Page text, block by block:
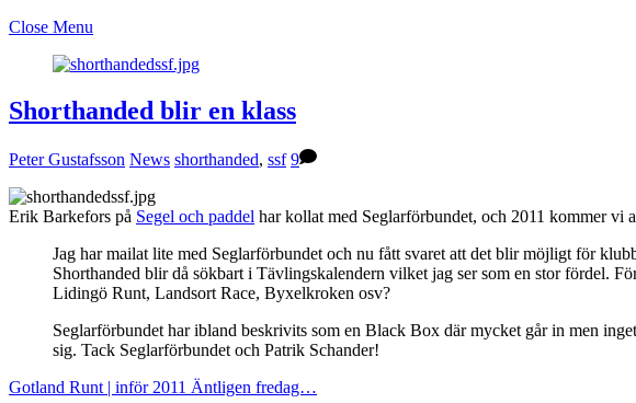
Close Menu
Shorthanded blir en klass
Peter Gustafsson News shorthanded, ssf 9
Erik Barkefors på Segel och paddel har kollat med Seglarförbundet, och 2011 kommer vi
Jag har mailat lite med Seglarförbundet och nu fått svaret att det blir möjligt för
Shorthanded blir då sökbart i Tävlingskalendern vilket jag ser som en stor fördel.
Lidingö Runt, Landsort Race, Byxelkroken osv?
Seglarförbundet har ibland beskrivits som en Black Box där mycket går in men
sig. Tack Seglarförbundet och Patrik Schander!
Gotland Runt | inför 2011 Äntligen fredag…